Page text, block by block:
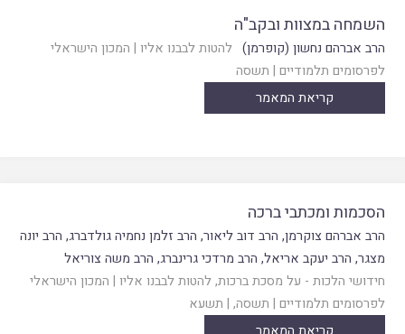
השמחה במצוות ובקב"ה
הרב אברהם נחשון (קופרמן) להטות לבבנו אליו | המכון הישראלי
לפרסומים תלמודיים | תשסה
קריאת המאמר
הסכמות ומכתבי ברכה
הרב אברהם צוקרמן, הרב דוב ליאור, הרב זלמן נחמיה גולדברג, הרב יונה
מצגר, הרב יעקב אריאל, הרב מרדכי גרינברג, הרב משה צוריאל
חידושי הלכות - על מסכת ברכות,להטות לבבנו אליו | המכון הישראלי
לפרסומים תלמודיים | תשסה, | תשעא